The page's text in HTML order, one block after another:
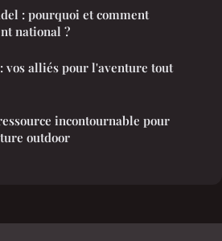
: pourquoi et comment
national ?
vos alliés pour l'aventure tout
incontournable pour
outdoor